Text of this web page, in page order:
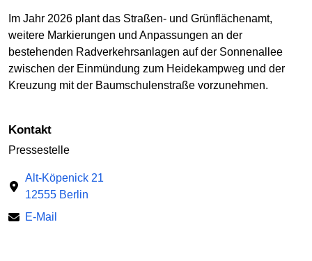
Im Jahr 2026 plant das Straßen- und Grünflächenamt,
weitere Markierungen und Anpassungen an der
bestehenden Radverkehrsanlagen auf der Sonnenallee
zwischen der Einmündung zum Heidekampweg und der
Kreuzung mit der Baumschulenstraße vorzunehmen.
Kontakt
Pressestelle
Alt-Köpenick 21
12555 Berlin
E-Mail